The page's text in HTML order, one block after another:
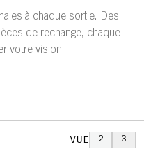
à chaque sortie. Des
de rechange, chaque
votre vision.
VUE 2 3